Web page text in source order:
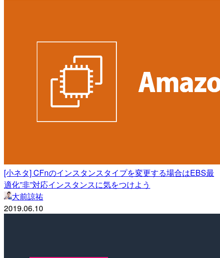
[小ネタ] CFnのインスタンスタイプを変更する場合はEBS最
適化”非”対応インスタンスに気をつけよう
大前諒祐
2019.06.10